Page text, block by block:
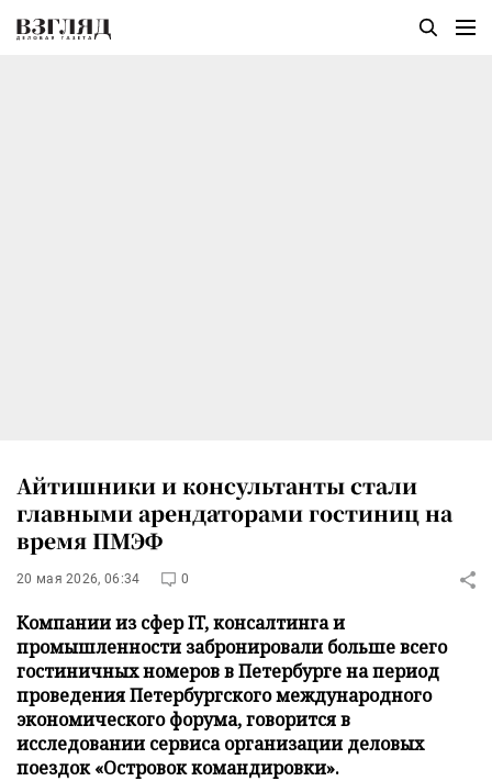
Айтишники и консультанты стали
главными арендаторами гостиниц на
время ПМЭФ
20 мая 2026, 06:34 0
Компании из сфер IT, консалтинга и
промышленности забронировали больше всего
гостиничных номеров в Петербурге на период
проведения Петербургского международного
экономического форума, говорится в
исследовании сервиса организации деловых
поездок «Островок командировки».